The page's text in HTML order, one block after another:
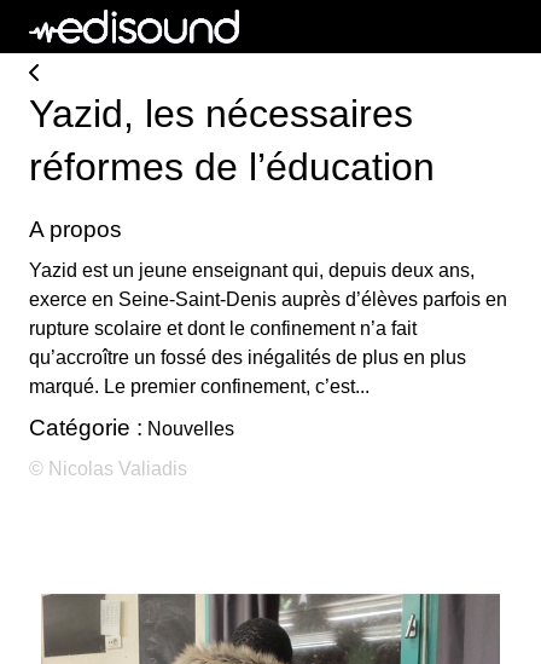
Yazid, les nécessaires
réformes de l’éducation
A propos
Yazid est un jeune enseignant qui, depuis deux ans,
exerce en Seine-Saint-Denis auprès d’élèves parfois en
rupture scolaire et dont le confinement n’a fait
qu’accroître un fossé des inégalités de plus en plus
marqué. Le premier confinement, c’est...
Catégorie : Nouvelles
© Nicolas Valiadis